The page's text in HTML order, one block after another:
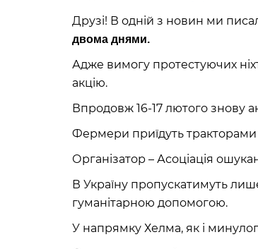
Друзі! В одній з новин ми
двома днями.
Адже вимогу протестуючих
акцію.
Впродовж 16-17 лютого знову
Фермери приїдуть
Організатор – Асоціація
В Україну пропускатимуть
гуманітарною допомогою.
У напрямку Хелма, як і